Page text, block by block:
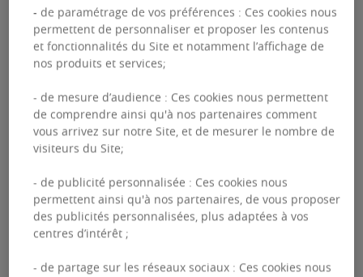
Avenue des Moissons 9 - 1360 Perwez
Surface disponible : 925.00 m²
NicolasVAN DER STRATEN
- de paramétrage de vos préférences : Ces cookies nous
permettent de personnaliser et proposer les contenus
et fonctionnalités du Site et notamment l’affichage de
nos produits et services;
- de mesure d’audience : Ces cookies nous permettent
de comprendre ainsi qu'à nos partenaires comment
vous arrivez sur notre Site, et de mesurer le nombre de
visiteurs du Site;
- de publicité personnalisée : Ces cookies nous
permettent ainsi qu'à nos partenaires, de vous proposer
des publicités personnalisées, plus adaptées à vos
centres d’intérêt ;
- de partage sur les réseaux sociaux : Ces cookies nous